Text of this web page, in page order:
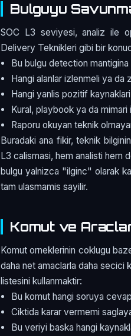
Bulguyu
SOC L3 seviyesi, analiz ile
Delivery Teknikleri gibi bir
Bu bulgu detection mantigina
Hangi alanlar izlenmeli ya da
Hangi yanlis pozitif
Kural, playbook ya da
Raporu okuyan teknik
Buradaki ana fikir, teknik
L3 calismasi, hem analisti hem
bulgu yalnizca "ilginc" olarak
tam ulasmamis sayilir.
Komut ve
Komut orneklerinin coklugu
daha net amaclarla daha secici
listesini kullanmaktir:
Bu komut hangi soruya
Ciktida karar vermemi
Bu veriyi baska hangi